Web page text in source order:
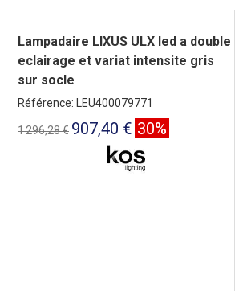
Lampadaire LIXUS ULX led a double
eclairage et variat intensite gris
sur socle
Référence: LEU400079771
1 296,28 € 907,40 € 30%